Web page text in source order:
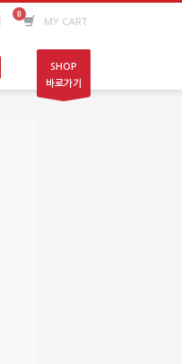
MY CART
SHOP
바로가기